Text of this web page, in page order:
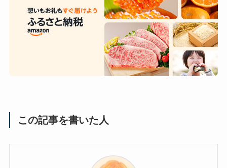
この記事を書いた人